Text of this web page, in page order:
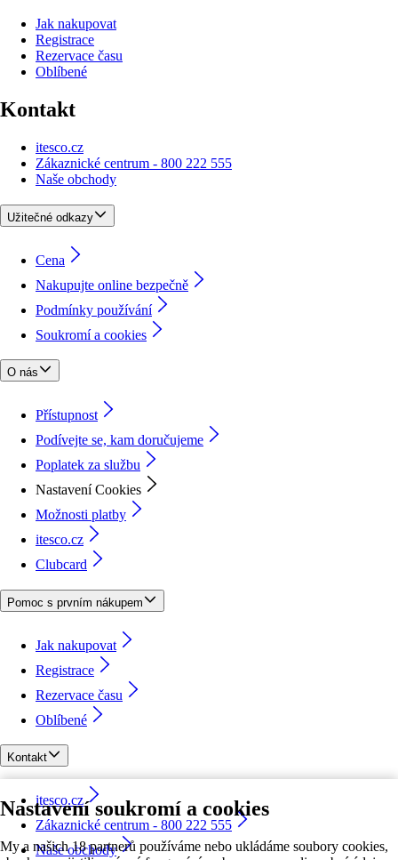
Nastavení soukromí a cookies
My a našich 18 partnerů používáme nebo ukládáme soubory cookies,
Jak nakupovat
Registrace
Rezervace času
Oblíbené
Kontakt
itesco.cz
Zákaznické centrum - 800 222 555
Naše obchody
Užitečné odkazy
Cena
Nakupujte online bezpečně
Podmínky používání
Soukromí a cookies
O nás
Přístupnost
Podívejte se, kam doručujeme
Poplatek za službu
Nastavení Cookies
Možnosti platby
itesco.cz
Clubcard
Pomoc s prvním nákupem
Jak nakupovat
Registrace
Rezervace času
Oblíbené
Kontakt
itesco.cz
Zákaznické centrum - 800 222 555
Naše obchody